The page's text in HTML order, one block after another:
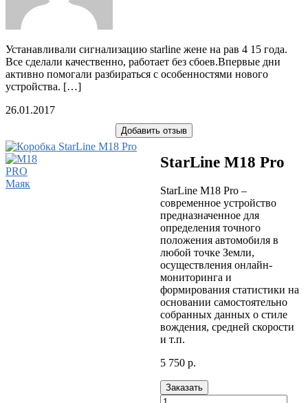
Устанавливали сигнализацию starline жене на рав 4 15 года.
Все сделали качественно, работает без сбоев.Впервые дни
активно помогали разбираться с особенностями нового
устройства. […]
26.01.2017
Добавить отзыв
StarLine M18 Pro
StarLine M18 Pro –
современное устройство
предназначенное для
определения точного
положения автомобиля в
любой точке Земли,
осуществления онлайн-
мониторинга и
формирования статистики на
основании самостоятельно
собранных данных о стиле
вождения, средней скорости
и т.п.
5 750 р.
Заказать